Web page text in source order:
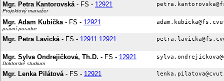
Mgr. Petra Kantorovská- FS - 12921
Projektový manažer
Mgr. Adam Kubička- FS - 12921
právní poradce
Mgr. Petra Lavická- FS - 12911 12921
Mgr. Sylva Ondrejičková, Th.D. - FS - 12921
Doktorské studium
Mgr. Lenka Pilátová- FS - 12921